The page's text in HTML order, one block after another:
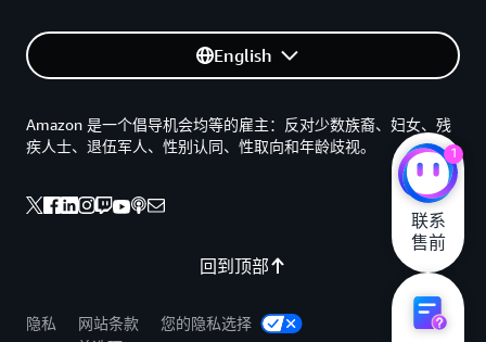
English
回到顶部
Amazon 是一个倡导机会均等的雇主：反对少数族裔、妇女、残
疾人士、退伍军人、性别认同、性取向和年龄歧视。
隐私 网站条款
您的隐私选择
1
联系
售前